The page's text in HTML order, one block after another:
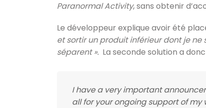
Paranormal Activity, sans obtenir
Le développeur explique avoir été
et sortir un produit inférieur dont je
séparent ». La seconde solution a
I have a very important
all for your ongoing support of my